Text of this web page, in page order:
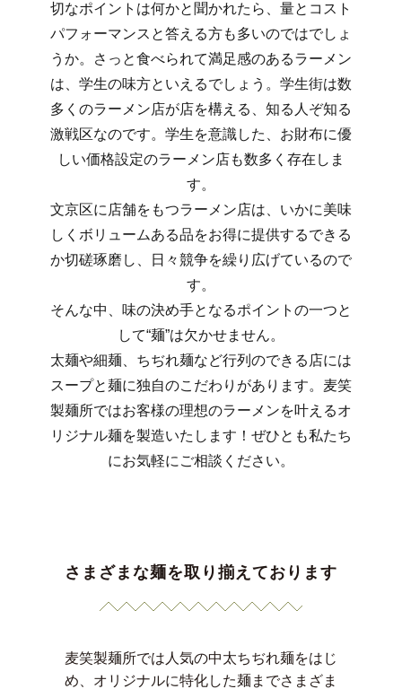
切なポイントは何かと聞かれたら、量とコスト
パフォーマンスと答える方も多いのではでしょ
うか。さっと食べられて満足感のあるラーメン
は、学生の味方といえるでしょう。学生街は数
多くのラーメン店が店を構える、知る人ぞ知る
激戦区なのです。学生を意識した、お財布に優
しい価格設定のラーメン店も数多く存在しま
す。
文京区に店舗をもつラーメン店は、いかに美味
しくボリュームある品をお得に提供するできる
か切磋琢磨し、日々競争を繰り広げているので
す。
そんな中、味の決め手となるポイントの一つと
して“麺”は欠かせません。
太麺や細麺、ちぢれ麺など行列のできる店には
スープと麺に独自のこだわりがあります。麦笑
製麺所ではお客様の理想のラーメンを叶えるオ
リジナル麺を製造いたします！ぜひとも私たち
にお気軽にご相談ください。
さまざまな麺を取り揃えております
麦笑製麺所では人気の中太ちぢれ麺をはじ
め、オリジナルに特化した麺までさまざま